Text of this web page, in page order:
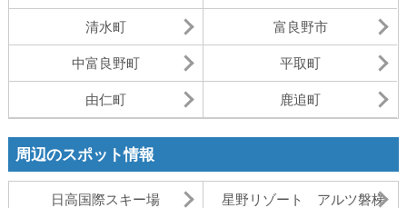
清水町 富良野市
中富良野町 平取町
由仁町 鹿追町
周辺のスポット情報
日高国際スキー場 星野リゾート アルツ磐梯